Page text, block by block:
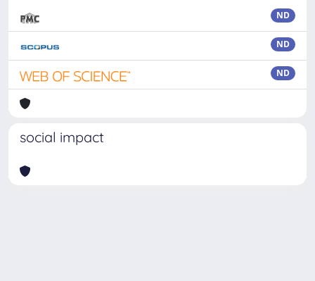
ND
ND
ND
social impact